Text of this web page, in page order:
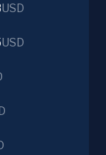
USD
USD